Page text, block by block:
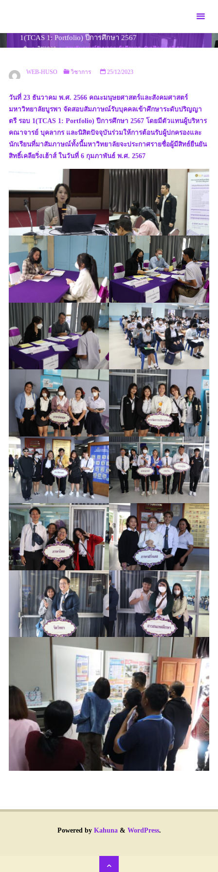
1(TCAS 1: Portfolio) ปีการศึกษา 2567
HOMEวิชาการ
สอบสัมภาษณ์รับบุคคลเข้าศึกษาระดับปริญญาตรี รอบ
WEB-HUSO วิชาการ 25/12/2023
วันที่ 23 ธันวาคม พ.ศ. 2566 คณะมนุษยศาสตร์และสังคมศาสตร์
มหาวิทยาลัยบูรพา จัดสอบสัมภาษณ์รับบุคคลเข้าศึกษาระดับปริญญา
ตรี รอบ 1(TCAS 1: Portfolio) ปีการศึกษา 2567 โดยมีตัวแทนผู้บริหาร
คณาจารย์ บุคลากร และนิสิตปัจจุบันร่วมให้การต้อนรับผู้ปกครองและ
นักเรียนที่มาสัมภาษณ์ทั้งนี้มหาวิทยาลัยจะประกาศรายชื่อผู้มีสิทธ์ยืนยัน
สิทธิ์เคลียริ่งเฮ้าส์ ในวันที่ 6 กุมภาพันธ์ พ.ศ. 2567
Powered byKahuna& WordPress.
Back